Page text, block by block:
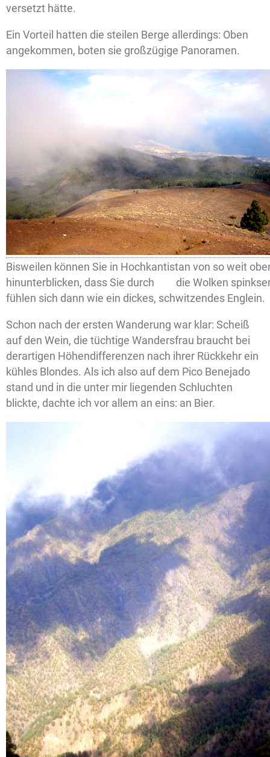
versetzt hätte.
Ein Vorteil hatten die steilen Berge allerdings: Oben
angekommen, boten sie großzügige Panoramen.
Bisweilen können Sie in Hochkantistan von so weit
hinunterblicken, dass Sie durch die Wolken
fühlen sich dann wie ein dickes, schwitzendes Englein.
Schon nach der ersten Wanderung war klar: Scheiß
auf den Wein, die tüchtige Wandersfrau braucht bei
derartigen Höhendifferenzen nach ihrer Rückkehr ein
kühles Blondes. Als ich also auf dem Pico Benejado
stand und in die unter mir liegenden Schluchten
blickte, dachte ich vor allem an eins: an Bier.